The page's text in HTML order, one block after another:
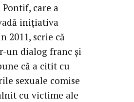
Pontif, care a
iniţiativa
2011, scrie că
un dialog franc şi
că a citit cu
sexuale comise
cu victime ale